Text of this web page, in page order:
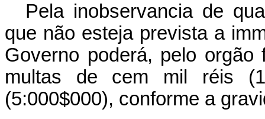
Pela inobservancia de
que não esteja prevista a
Governo poderá, pelo orgão
multas de cem mil réis
(5:000$000), conforme a